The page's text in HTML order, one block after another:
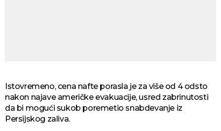
Istovremeno, cena nafte porasla je za više od 4 odsto
nakon najave američke evakuacije, usred zabrinutosti
da bi mogući sukob poremetio snabdevanje iz
Persijskog zaliva.